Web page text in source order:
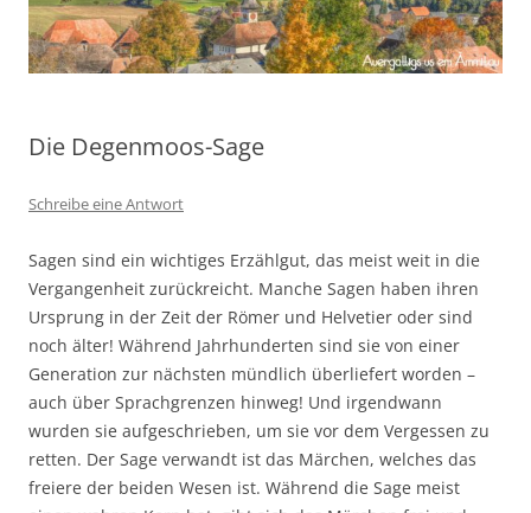
Die Degenmoos-Sage
Schreibe eine Antwort
Sagen sind ein wichtiges Erzählgut, das meist weit in die
Vergangenheit zurückreicht. Manche Sagen haben ihren
Ursprung in der Zeit der Römer und Helvetier oder sind
noch älter! Während Jahrhunderten sind sie von einer
Generation zur nächsten mündlich überliefert worden –
auch über Sprachgrenzen hinweg! Und irgendwann
wurden sie aufgeschrieben, um sie vor dem Vergessen zu
retten. Der Sage verwandt ist das Märchen, welches das
freiere der beiden Wesen ist. Während die Sage meist